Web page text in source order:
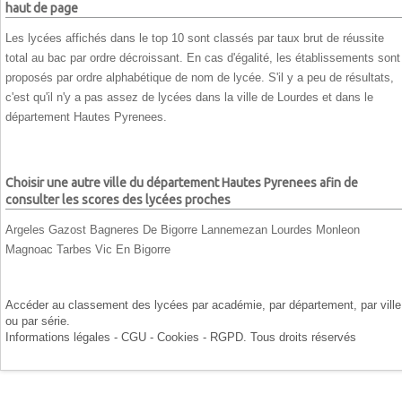
haut de page
Les lycées affichés dans le top 10 sont classés par taux brut de réussite
total au bac par ordre décroissant. En cas d'égalité, les établissements sont
proposés par ordre alphabétique de nom de lycée. S'il y a peu de résultats,
c'est qu'il n'y a pas assez de lycées dans la ville de Lourdes et dans le
département Hautes Pyrenees.
Choisir une autre ville du département Hautes Pyrenees afin de
consulter les scores des lycées proches
Argeles Gazost Bagneres De Bigorre Lannemezan Lourdes Monleon
Magnoac Tarbes Vic En Bigorre
Accéder au classement des lycées par académie , par département , par ville
ou par série
Informations légales - CGU - Cookies - RGPD . Tous droits réservés